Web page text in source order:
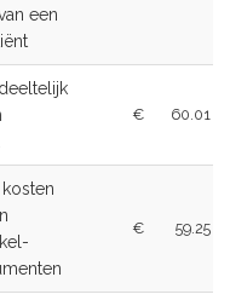
een
€ 60.01
€ 59.25